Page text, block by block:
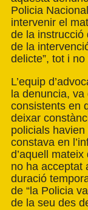
Policia
intervenir el
de la instrucció
de la
delicte”, tot i
L’equip
la denuncia,
consistents en
deixar
policials
constava en
d’aquell
no ha acceptat
duració
de “la Policia
de la seu des